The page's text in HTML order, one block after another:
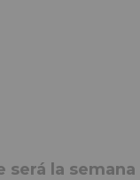
será la semana